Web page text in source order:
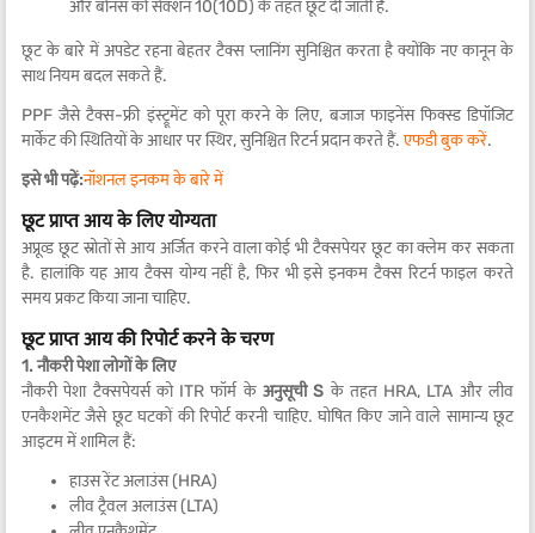
और बोनस को सेक्शन 10(10D) के तहत छूट दी जाती है.
छूट के बारे में अपडेट रहना बेहतर टैक्स प्लानिंग सुनिश्चित करता है क्योंकि नए कानून के
साथ नियम बदल सकते हैं.
PPF जैसे टैक्स-फ्री इंस्ट्रूमेंट को पूरा करने के लिए, बजाज फाइनेंस फिक्स्ड डिपॉजिट
मार्केट की स्थितियों के आधार पर स्थिर, सुनिश्चित रिटर्न प्रदान करते हैं.एफडी बुक करें.
इसे भी पढ़ें:नॉशनल इनकम के बारे में
छूट प्राप्त आय के लिए योग्यता
अप्रूव्ड छूट स्रोतों से आय अर्जित करने वाला कोई भी टैक्सपेयर छूट का क्लेम कर सकता
है. हालांकि यह आय टैक्स योग्य नहीं है, फिर भी इसे इनकम टैक्स रिटर्न फाइल करते
समय प्रकट किया जाना चाहिए.
छूट प्राप्त आय की रिपोर्ट करने के चरण
1. नौकरी पेशा लोगों के लिए
नौकरी पेशा टैक्सपेयर्स को ITR फॉर्म के अनुसूची S के तहत HRA, LTA और लीव
एनकैशमेंट जैसे छूट घटकों की रिपोर्ट करनी चाहिए. घोषित किए जाने वाले सामान्य छूट
आइटम में शामिल हैं:
हाउस रेंट अलाउंस (HRA)
लीव ट्रैवल अलाउंस (LTA)